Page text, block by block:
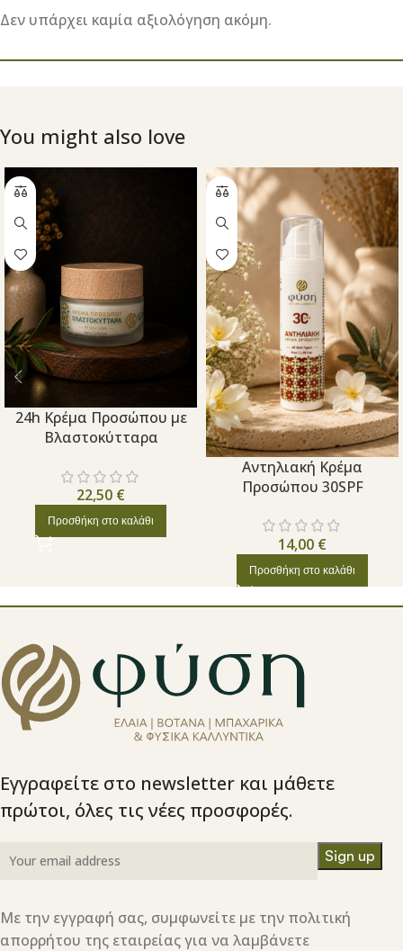
Δεν υπάρχει καμία αξιολόγηση ακόμη.
You might also love
24h Κρέμα Προσώπου με
Βλαστοκύτταρα
22,50 €
Προσθήκη στο καλάθι
Aντηλιακή Κρέμα
Προσώπου 30SPF
14,00 €
Προσθήκη στο καλάθι
Εγγραφείτε στο newsletter και μάθετε
πρώτοι, όλες τις νέες προσφορές.
Με την εγγραφή σας, συμφωνείτε με την πολιτική
απορρήτου της εταιρείας για να λαμβάνετε